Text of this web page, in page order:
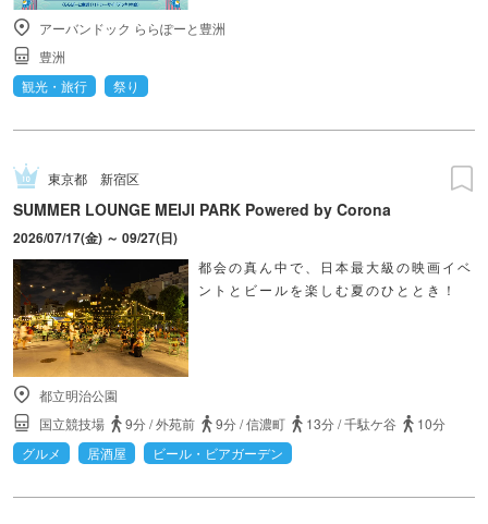
アーバンドック ららぽーと豊洲
豊洲
観光・旅行
祭り
東京都 新宿区
SUMMER LOUNGE MEIJI PARK Powered by Corona
2026/07/17(金) ～ 09/27(日)
都会の真ん中で、日本最大級の映画イベ
ントとビールを楽しむ夏のひととき！
都立明治公園
国立競技場
9分/外苑前 9分/信濃町 13分/千駄ケ谷
10分
グルメ
居酒屋 ビール・ビアガーデン